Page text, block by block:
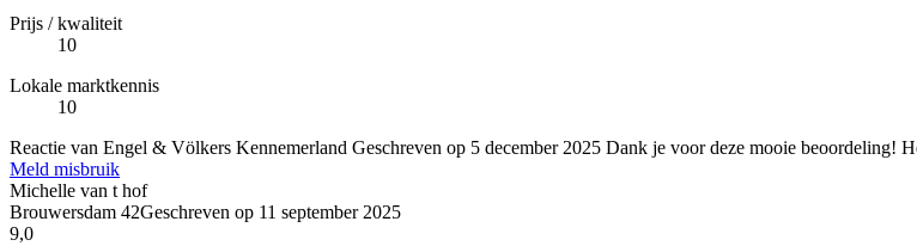
Prijs / kwaliteit
10
Lokale marktkennis
10
Reactie van Engel & Völkers Kennemerland Geschreven op 5 december 2025 Dank je voor deze mooie beoordeling!
Meld misbruik
Michelle van t hof
Brouwersdam 42Geschreven op 11 september 2025
9,0